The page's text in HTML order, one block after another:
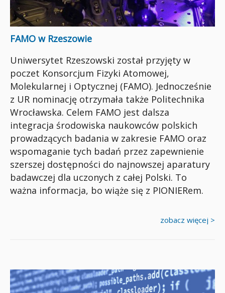
FAMO w Rzeszowie
Uniwersytet Rzeszowski został przyjęty w
poczet Konsorcjum Fizyki Atomowej,
Molekularnej i Optycznej (FAMO). Jednocześnie
z UR nominację otrzymała także Politechnika
Wrocławska. Celem FAMO jest dalsza
integracja środowiska naukowców polskich
prowadzących badania w zakresie FAMO oraz
wspomaganie tych badań przez zapewnienie
szerszej dostępności do najnowszej aparatury
badawczej dla uczonych z całej Polski. To
ważna informacja, bo wiąże się z PIONIERem.
zobacz więcej >